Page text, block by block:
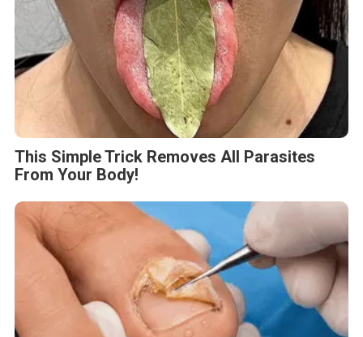
This Simple Trick Removes All Parasites
From Your Body!